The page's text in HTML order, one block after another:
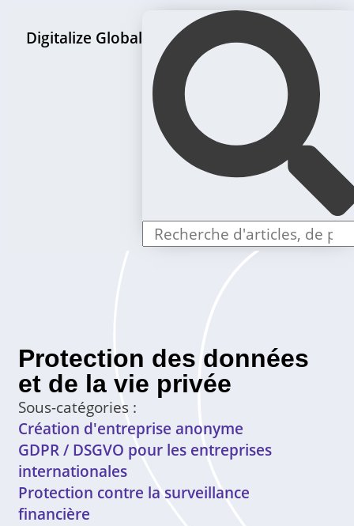
Digitalize Global
Protection des données
et de la vie privée
Sous-catégories :
Création d'entreprise anonyme
GDPR / DSGVO pour les entreprises
internationales
Protection contre la surveillance
financière